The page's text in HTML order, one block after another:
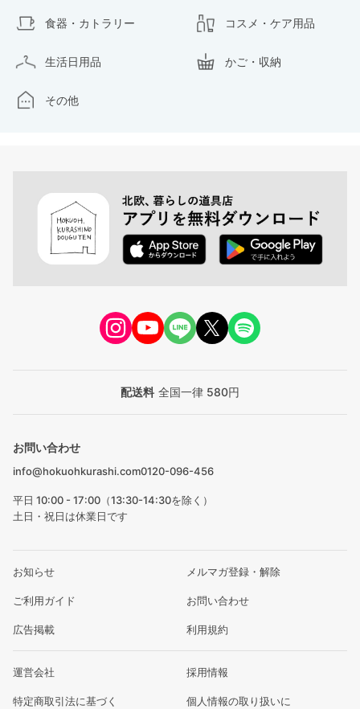
食器・カトラリー コスメ・ケア用品
生活日用品 かご・収納
その他
配送料 全国一律 580円
お問い合わせ
info@hokuohkurashi.com0120-096-456
平日 10:00 - 17:00（13:30-14:30を除く）
土日・祝日は休業日です
お知らせ メルマガ登録・解除
ご利用ガイド お問い合わせ
広告掲載 利用規約
運営会社 採用情報
特定商取引法に基づく 個人情報の取り扱いに